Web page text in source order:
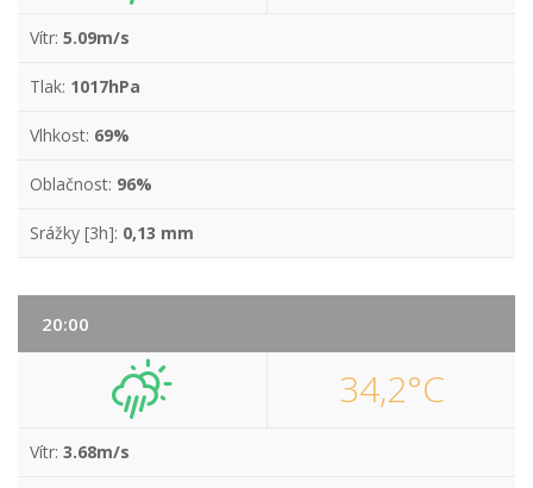
Vítr: 5.09m/s
Tlak: 1017hPa
Vlhkost: 69%
Oblačnost: 96%
Srážky [3h]: 0,13 mm
20:00
34,2°C
Vítr: 3.68m/s